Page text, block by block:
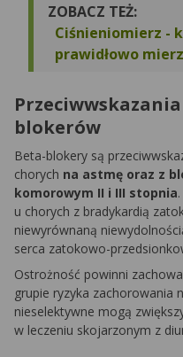
ZOBACZ TEŻ:
Ciśnieniomierz -
prawidłowo
blokerów
Beta-blokery są
chorych na astmę oraz z
komorowym II i III stopnia
u chorych z bradykardią
niewyrównaną
serca zatokowo-
Ostrożność powinni
grupie ryzyka zachorowania
nieselektywne mogą
w leczeniu skojarzonym z